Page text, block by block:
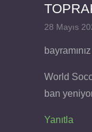
28 Mayıs
World
ban
Yanıtla